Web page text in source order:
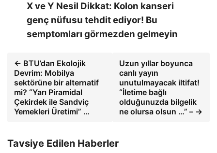
X ve Y Nesil Dikkat: Kolon kanseri
genç nüfusu tehdit ediyor! Bu
semptomları görmezden gelmeyin
← BTU’dan Ekolojik
Devrim: Mobilya
sektörüne bir alternatif
mi? “Yarı Piramidal
Çekirdek ile Sandviç
Yemekleri Üretimi” …
Uzun yıllar boyunca
canlı yayın
unutulmayacak iltifat!
“İletime bağlı
olduğunuzda bilgelik
ne olursa olsun …” – →
Tavsiye Edilen Haberler